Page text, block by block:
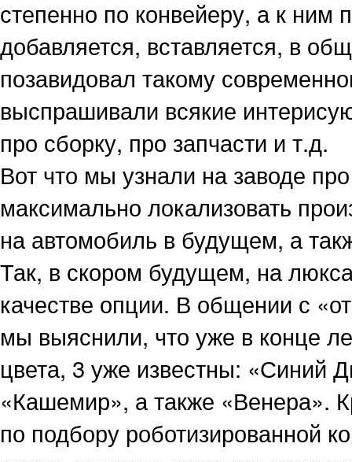
степенно по конвейеру, а к ним
добавляется, вставляется, в
позавидовал такому
выспрашивали всякие
про сборку, про запчасти и т.д.
Вот что мы узнали на заводе
максимально локализовать
на автомобиль в будущем, а
Так, в скором будущем, на
качестве опции. В общении с
мы выяснили, что уже в конце
цвета, 3 уже известны: «Синий
«Кашемир», а также «Венера».
по подбору роботизированной